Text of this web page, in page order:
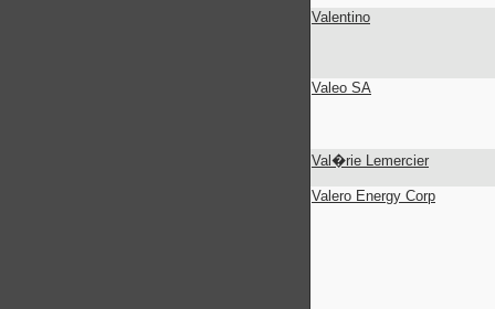
Valentino
Valeo SA
Val�rie Lemercier
Valero Energy Corp